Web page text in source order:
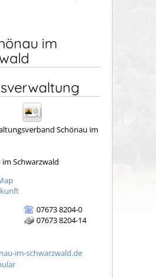
im
Schönau im
im Schwarzwald
07673 8204-0
07673 8204-14
im-schwarzwald.de